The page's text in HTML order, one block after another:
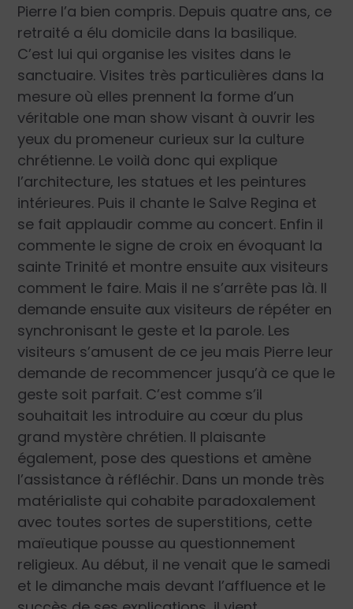
Pierre l’a bien compris. Depuis quatre ans, ce
retraité a élu domicile dans la basilique.
C’est lui qui organise les visites dans le
sanctuaire. Visites très particulières dans la
mesure où elles prennent la forme d’un
véritable one man show visant à ouvrir les
yeux du promeneur curieux sur la culture
chrétienne. Le voilà donc qui explique
l’architecture, les statues et les peintures
intérieures. Puis il chante le Salve Regina et
se fait applaudir comme au concert. Enfin il
commente le signe de croix en évoquant la
sainte Trinité et montre ensuite aux visiteurs
comment le faire. Mais il ne s’arrête pas là. Il
demande ensuite aux visiteurs de répéter en
synchronisant le geste et la parole. Les
visiteurs s’amusent de ce jeu mais Pierre leur
demande de recommencer jusqu’à ce que le
geste soit parfait. C’est comme s’il
souhaitait les introduire au cœur du plus
grand mystère chrétien. Il plaisante
également, pose des questions et amène
l’assistance à réfléchir. Dans un monde très
matérialiste qui cohabite paradoxalement
avec toutes sortes de superstitions, cette
maïeutique pousse au questionnement
religieux. Au début, il ne venait que le samedi
et le dimanche mais devant l’affluence et le